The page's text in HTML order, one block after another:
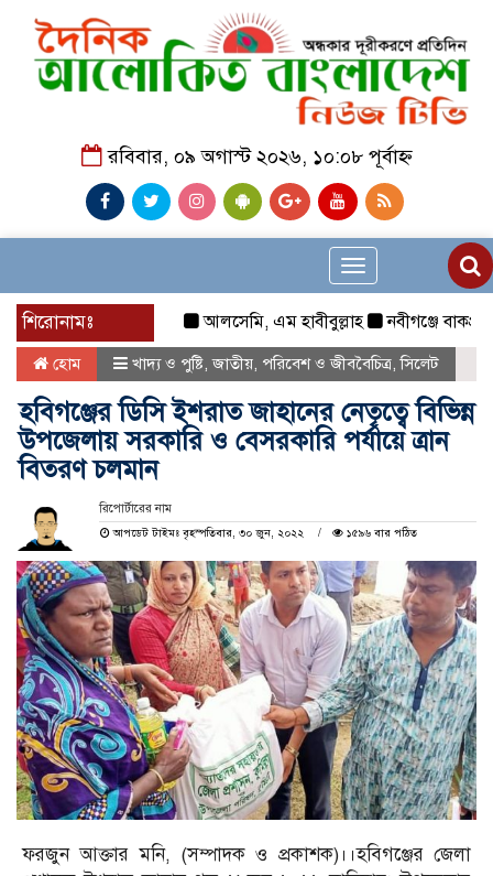
রবিবার, ০৯ অগাস্ট ২০২৬, ১০:০৮ পূর্বাহ্ন
Toggle
navigation
শিরোনামঃ আলসেমি, এম হাবীবুল্লাহ নবীগঞ্জে
হোম খাদ্য ও পুষ্টি,জাতীয়, পরিবেশ ও জীববৈচিত্র,সিলেট
হবিগঞ্জের ডিসি ইশরাত জাহানের নেতৃত্বে বিভিন্ন
উপজেলায় সরকারি ও বেসরকারি পর্যায়ে ত্রান
বিতরণ চলমান
রিপোর্টারের নাম
আপডেট টাইমঃ বৃহস্পতিবার, ৩০ জুন, ২০২২
১৫৯৬ বার পঠিত
ফরজুন আক্তার মনি, (সম্পাদক ও প্রকাশক)।।হবিগঞ্জের জেলা